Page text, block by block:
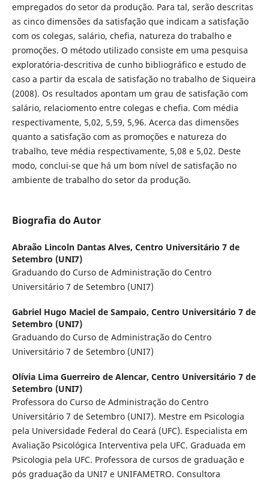
empregados do setor da produção. Para tal, serão descritas
as cinco dimensões da satisfação que indicam a satisfação
com os colegas, salário, chefia, natureza do trabalho e
promoções. O método utilizado consiste em uma pesquisa
exploratória-descritiva de cunho bibliográfico e estudo de
caso a partir da escala de satisfação no trabalho de Siqueira
(2008). Os resultados apontam um grau de satisfação com
salário, relaciomento entre colegas e chefia. Com média
respectivamente, 5,02, 5,59, 5,96. Acerca das dimensões
quanto a satisfação com as promoções e natureza do
trabalho, teve média respectivamente, 5,08 e 5,02. Deste
modo, conclui-se que há um bom nível de satisfação no
ambiente de trabalho do setor da produção.
Biografia do Autor
Abraão Lincoln Dantas Alves, Centro Universitário 7 de
Setembro (UNI7)
Graduando do Curso de Administração do Centro
Universitário 7 de Setembro (UNI7)
Gabriel Hugo Maciel de Sampaio, Centro Universitário 7 de
Setembro (UNI7)
Graduando do Curso de Administração do Centro
Universitário 7 de Setembro (UNI7)
Olívia Lima Guerreiro de Alencar, Centro Universitário 7 de
Setembro (UNI7)
Professora do Curso de Administração do Centro
Universitário 7 de Setembro (UNI7). Mestre em Psicologia
pela Universidade Federal do Ceará (UFC). Especialista em
Avaliação Psicológica Interventiva pela UFC. Graduada em
Psicologia pela UFC. Professora de cursos de graduação e
pós graduação da UNI7 e UNIFAMETRO. Consultora